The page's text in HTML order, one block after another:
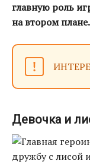
главную роль
на втором плане.
Девочка и